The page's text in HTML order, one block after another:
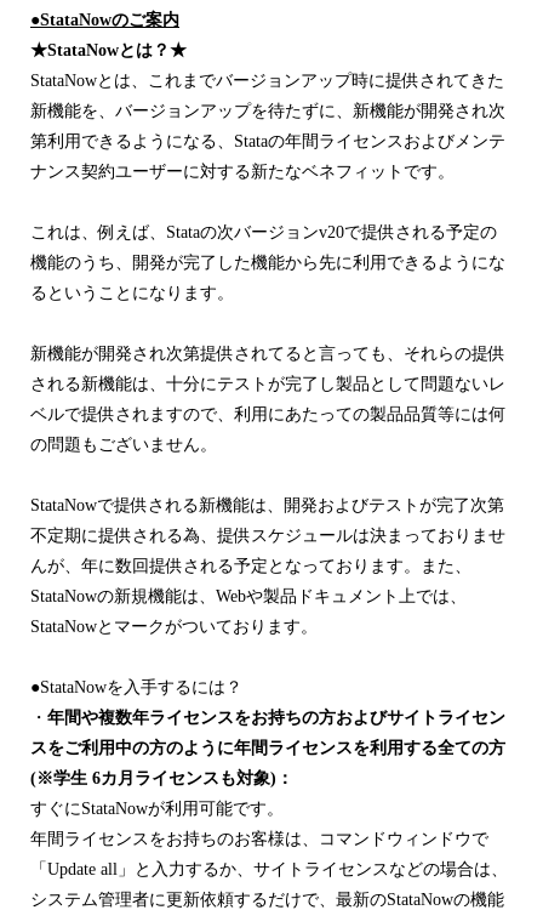
●StataNowのご案内
★StataNowとは？★
StataNowとは、これまでバージョンアップ時に提供されてきた
新機能を、バージョンアップを待たずに、新機能が開発され次
第利用できるようになる、Stataの年間ライセンスおよびメンテ
ナンス契約ユーザーに対する新たなベネフィットです。
これは、例えば、Stataの次バージョンv20で提供される予定の
機能のうち、開発が完了した機能から先に利用できるようにな
るということになります。
新機能が開発され次第提供されてると言っても、それらの提供
される新機能は、十分にテストが完了し製品として問題ないレ
ベルで提供されますので、利用にあたっての製品品質等には何
の問題もございません。
StataNowで提供される新機能は、開発およびテストが完了次第
不定期に提供される為、提供スケジュールは決まっておりませ
んが、年に数回提供される予定となっております。また、
StataNowの新規機能は、Webや製品ドキュメント上では、
StataNowとマークがついております。
●StataNowを入手するには？
・ 年間や複数年ライセンスをお持ちの方およびサイトライセン
スをご利用中の方のように年間ライセンスを利用する全ての方
(※学生 6カ月ライセンスも対象)：
すぐにStataNowが利用可能です。
年間ライセンスをお持ちのお客様は、コマンドウィンドウで
「Update all」と入力するか、サイトライセンスなどの場合は、
システム管理者に更新依頼するだけで、最新のStataNowの機能